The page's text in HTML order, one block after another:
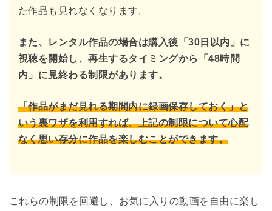
た作品も見れなくなります。
また、レンタル作品の場合は購入後「30日以内」に
視聴を開始し、再生するタイミングから「48時間
内」に見終わる制限があります。
「作品がまだ見れる期間内に録画保存しておく」と
いう裏ワザを利用すれば、上記の制限について心配
なく思い存分に作品を楽しむことができます。
これらの制限を回避し、お気に入りの動画を自由に楽し